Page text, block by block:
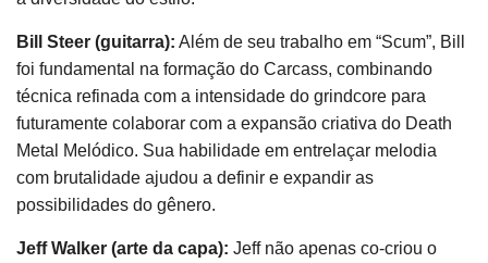
Bill Steer (guitarra): Além de seu trabalho em “Scum”, Bill
foi fundamental na formação do Carcass, combinando
técnica refinada com a intensidade do grindcore para
futuramente colaborar com a expansão criativa do Death
Metal Melódico. Sua habilidade em entrelaçar melodia
com brutalidade ajudou a definir e expandir as
possibilidades do gênero.
Jeff Walker (arte da capa): Jeff não apenas co-criou o